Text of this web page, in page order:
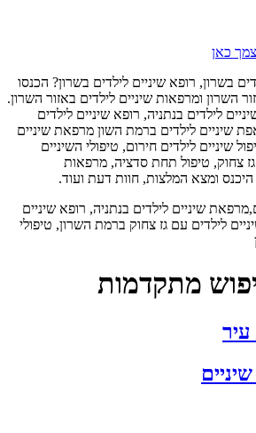
רופא שיניים לילדים בשרון? הכנסו
ומרפאות שיניים לילדים באזור השרון.
בנתניה, רופא שיניים לילדים
לילדים ברמת השון מרפאת שיניים
לילדים חירום, טיפולי השיניים
טיפול תחת סדציה, מרפאות
ומצא המלצות, חוות דעת ועוד.
שיניים לילדים בנתניה, רופא שיניים
לילדים עם גז צחוק ברמת השרון, טיפולי
מתקדמות